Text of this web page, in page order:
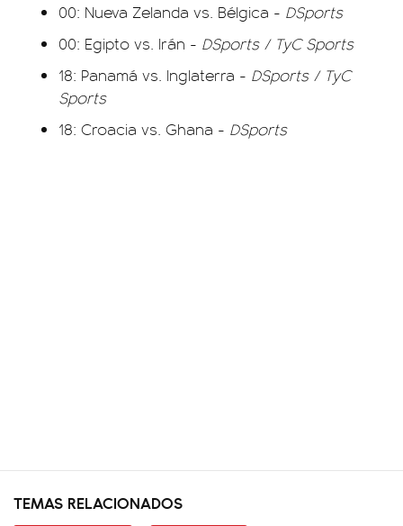
00: Nueva Zelanda vs. Bélgica - DSports
00: Egipto vs. Irán - DSports / TyC Sports
18: Panamá vs. Inglaterra - DSports / TyC
Sports
18: Croacia vs. Ghana - DSports
TEMAS RELACIONADOS